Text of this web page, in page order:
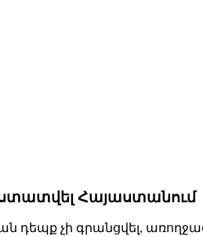
Հայաստանում
չի գրանցվել,